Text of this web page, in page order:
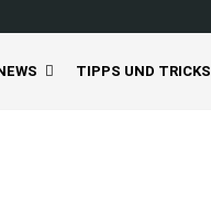
TIPPS UND TRICKS